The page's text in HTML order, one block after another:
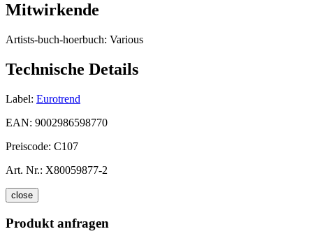
Mitwirkende
Artists-buch-hoerbuch: Various
Technische Details
Label: Eurotrend
EAN: 9002986598770
Preiscode: C107
Art. Nr.: X80059877-2
close
Produkt anfragen